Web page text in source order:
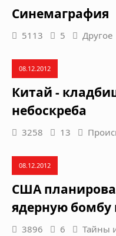
Синемаграфия
5113 5 Другое
08.12.2012
Китай -
небоскреба
3258 13
08.12.2012
США
ядерную бомбу
3896 6 Тайны